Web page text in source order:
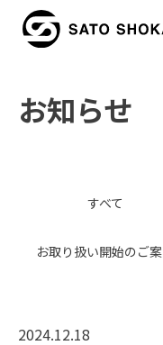
お知らせ
すべて
お取り扱い開始のご
2024.12.18